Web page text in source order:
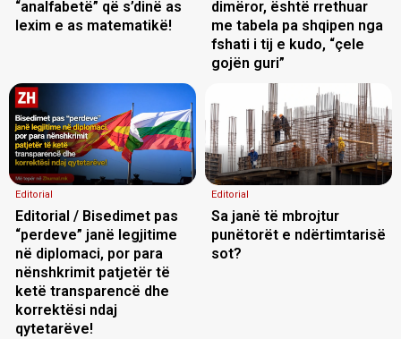
“analfabetë” që s’dinë as
lexim e as matematikë!
dimëror, është rrethuar
me tabela pa shqipen nga
fshati i tij e kudo, “çele
gojën guri”
Editorial
Editorial / Bisedimet pas
“perdeve” janë legjitime
në diplomaci, por para
nënshkrimit patjetër të
ketë transparencë dhe
korrektësi ndaj
qytetarëve!
Editorial
Sa janë të mbrojtur
punëtorët e ndërtimtarisë
sot?